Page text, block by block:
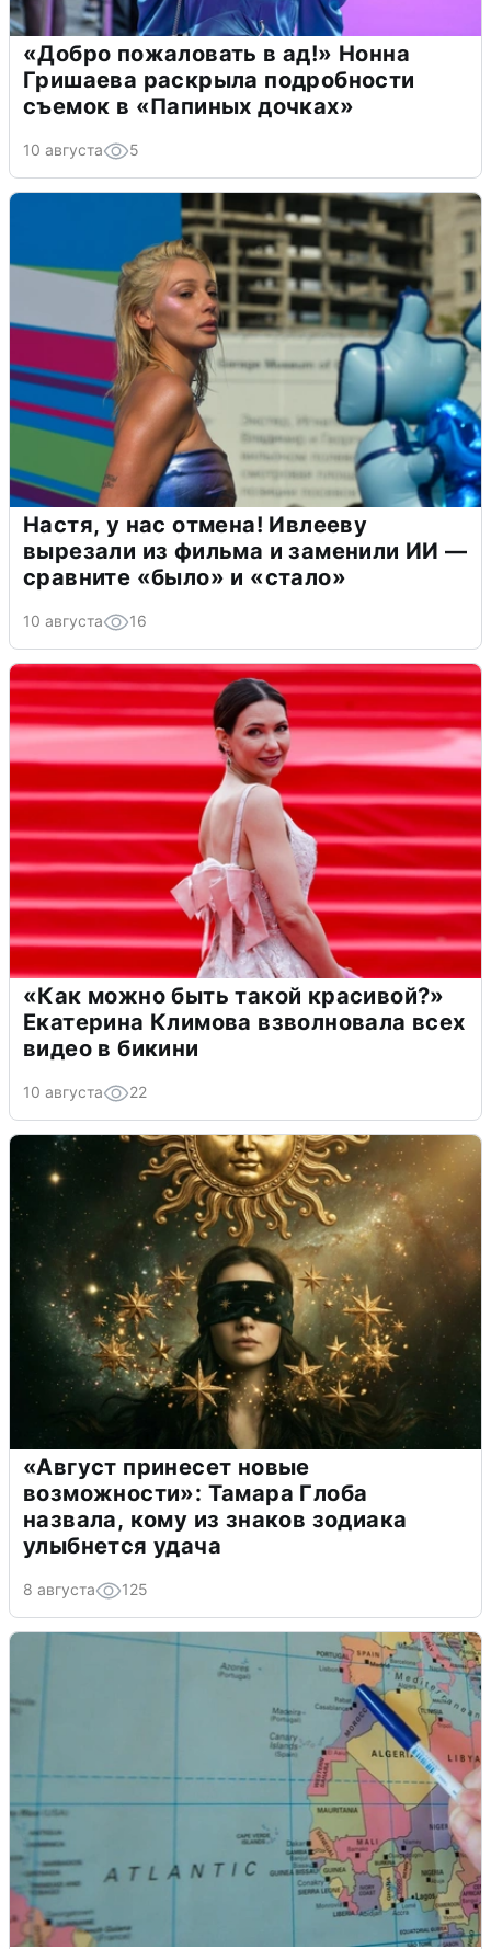
«Добро пожаловать в ад!» Нонна
Гришаева раскрыла подробности
съемок в «Папиных дочках»
10 августа 5
Настя, у нас отмена! Ивлееву
вырезали из фильма и заменили ИИ —
сравните «было» и «стало»
10 августа 16
«Как можно быть такой красивой?»
Екатерина Климова взволновала всех
видео в бикини
10 августа 22
«Август принесет новые
возможности»: Тамара Глоба
назвала, кому из знаков зодиака
улыбнется удача
8 августа 125